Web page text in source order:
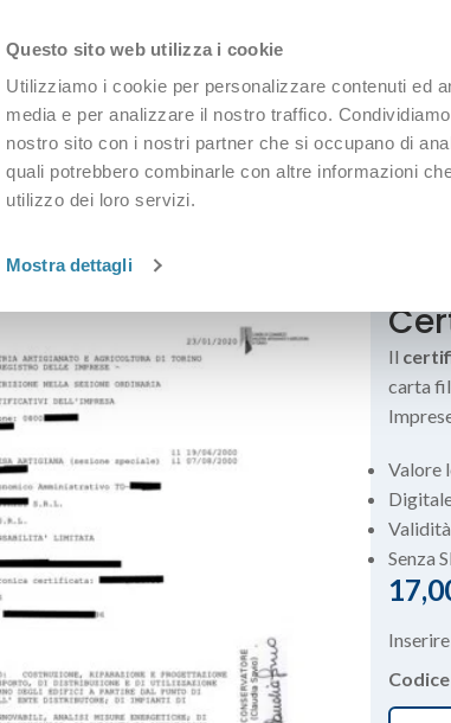
Questo sito web utilizza i cookie
Utilizziamo i cookie per personalizzare contenuti ed
media e per analizzare il nostro traffico.
nostro sito con i nostri partner che si occupano di
quali potrebbero combinarle con altre informazioni
utilizzo dei loro servizi.
Mostra dettagli
CONSERVATORIA
Il
carta
Valore
Senza